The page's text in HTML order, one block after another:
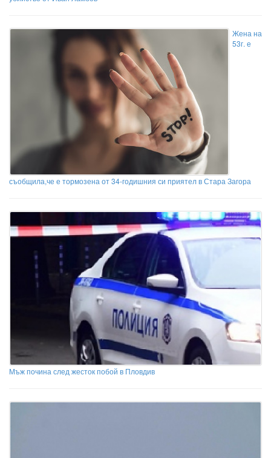
Жена на
53г. е
съобщила,че е тормозена от 34-годишния си приятел в Стара Загора
Мъж почина след жесток побой в Пловдив